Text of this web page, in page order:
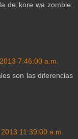
de kore wa zombie.
7:46:00 a.m.
son las diferencias
11:39:00 a.m.